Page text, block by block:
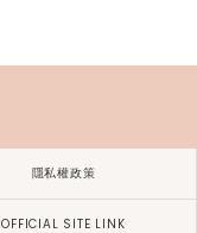
隱私權政策
OFFICIAL SITE LINK